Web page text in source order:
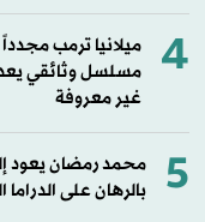
4
ميلانيا ترمب
مسلسل وثائقي
غير معروفة
5
محمد رمضان يعود
بالرهان على الدراما